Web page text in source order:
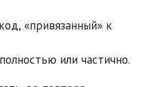
«привязанный» к
или частично.